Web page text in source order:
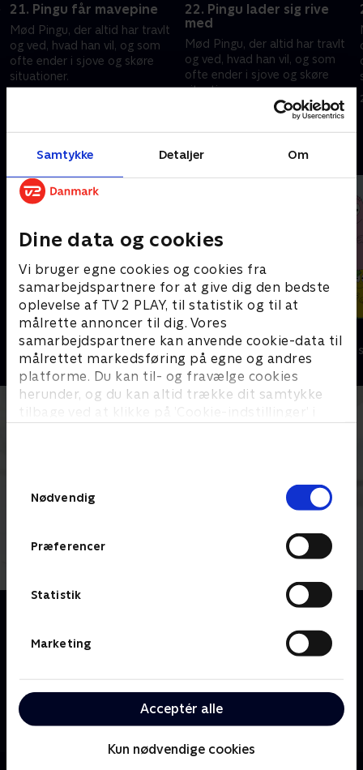
Samtykke Detaljer Om
Dine data og cookies
Vi bruger egne cookies og cookies fra
samarbejdspartnere for at give dig den bedste
oplevelse af TV 2 PLAY, til statistik og til at
målrette annoncer til dig. Vores
samarbejdspartnere kan anvende cookie-data til
målrettet markedsføring på egne og andres
platforme. Du kan til- og fravælge cookies
herunder, og du kan altid trække dit samtykke
tilbage ved at klikke på ’Cookie-indstillinger’ i
Nødvendig
Præferencer
Statistik
Marketing
Acceptér alle
Kun nødvendige cookies
21. Pingu får mavepine
Mød Pingu, der altid har travlt
og ved, hvad han vil, og som
ofte ender i sjove og skøre
situationer.
22. Pingu lader sig rive
med
Mød Pingu, der altid har travlt
og ved, hvad han vil, og som
ofte ender i sjove og skøre
situationer
24. september 2023 • 5 min
Andre så også
Rasmus Klump
Børneserier • 3 sæsoner
Barbapapa
Børneserier •
Tag med på spændende eventyr sammen med Pingu
og alle hans venner, når de leger, spiller spil og
charmerende og fræk lille pingvin, som ofte havner i
nogle uheldige situationer. Men heldigvis har Pingu
nogle gode venner, en sød lillesøster, Pinga, og nogle
rare forældre, der altid er parat til at hjælpe ham, når